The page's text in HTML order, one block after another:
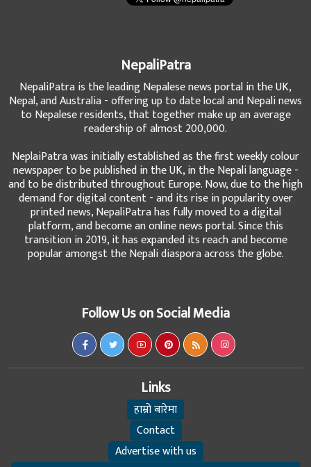
NepaliPatra
NepaliPatra is the leading Nepalese news portal in the UK,
Nepal, and Australia - offering up to date local and Nepali news
to Nepalese residents, that together make up an average
readership of almost 200,000.
NeplaiPatra was initially established as the first weekly colour
newspaper to be published in the UK, in the Nepali language -
and to be distributed throughout Europe. Now, due to the high
demand for digital content - and its rise in popularity over
printed news, NepaliPatra has fully moved to a digital
platform, and become an online news portal. Since this
transition in 2019, it has expanded its reach and become
popular amongst the Nepali diaspora across the globe.
Follow Us on Social Media
Links
हाम्रो बारेमा
Contact
Advertise with us